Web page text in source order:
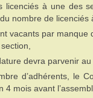
licenciés à une des
nombre de licenciés
vacants par manque
devra parvenir au
d’adhérents, le
4 mois avant